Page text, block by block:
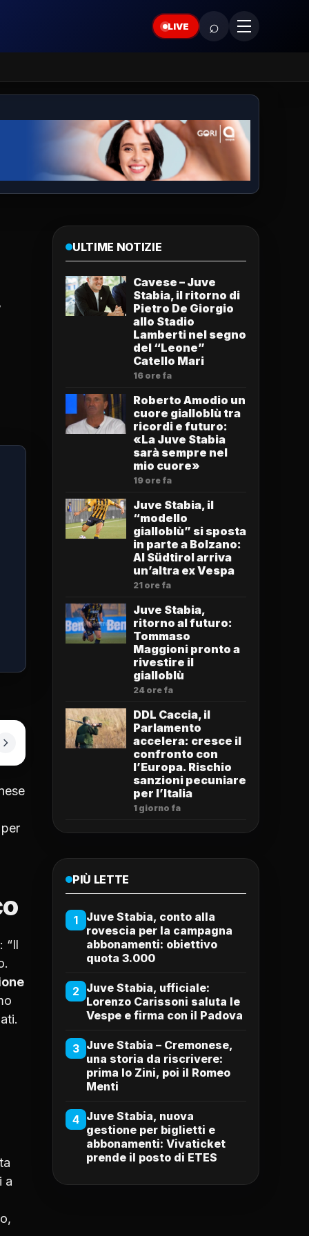
LIVE ⌕
“Il
a
ULTIME NOTIZIE
Cavese – Juve
Stabia, il ritorno di
Pietro De Giorgio
allo Stadio
Lamberti nel segno
del “Leone”
Catello Mari
16 ore fa
Roberto Amodio un
cuore gialloblù tra
ricordi e futuro:
«La Juve Stabia
sarà sempre nel
mio cuore»
19 ore fa
Juve Stabia, il
“modello
gialloblù” si sposta
in parte a Bolzano:
Al Südtirol arriva
un’altra ex Vespa
21 ore fa
Juve Stabia,
ritorno al futuro:
Tommaso
Maggioni pronto a
rivestire il
gialloblù
24 ore fa
DDL Caccia, il
Parlamento
accelera: cresce il
confronto con
l’Europa. Rischio
sanzioni pecuniare
per l’Italia
1 giorno fa
PIÙ LETTE
1
Juve Stabia, conto alla
rovescia per la campagna
abbonamenti: obiettivo
quota 3.000
2 Juve Stabia, ufficiale:
Lorenzo Carissoni saluta le
Vespe e firma con il Padova
3 Juve Stabia – Cremonese,
una storia da riscrivere:
prima lo Zini, poi il Romeo
Menti
4 Juve Stabia, nuova
gestione per biglietti e
abbonamenti: Vivaticket
prende il posto di ETES